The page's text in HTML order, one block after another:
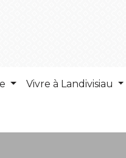
Vivre à Landivisiau